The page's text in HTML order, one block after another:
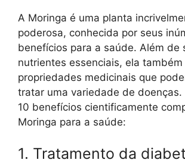
A Moringa é uma planta
poderosa, conhecida por seus
benefícios para a saúde. Além de
nutrientes essenciais, ela também
propriedades medicinais que
tratar uma variedade de doenças.
10 benefícios cientificamente
Moringa para a saúde:
1. Tratamento da